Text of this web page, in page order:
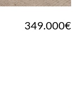
349.000€